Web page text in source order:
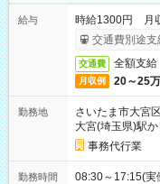
給与
時給1300円 月
交通費別途支
交通費 全額支給
月収例 20～25
勤務地
さいたま市大宮区
大宮(埼玉県)駅
事務代行業
勤務時間 08:30～17:15(